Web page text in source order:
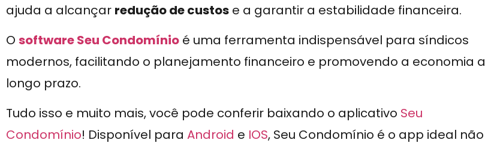
ajuda a alcançar redução de custos e a garantir a estabilidade financeira.
O software Seu Condomínio é uma ferramenta indispensável para síndicos
modernos, facilitando o planejamento financeiro e promovendo a economia a
longo prazo.
Tudo isso e muito mais, você pode conferir baixando o aplicativo Seu
Condomínio! Disponível para Android e IOS, Seu Condomínio é o app ideal não